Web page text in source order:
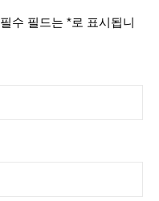
필수 필드는 *로 표시됩니